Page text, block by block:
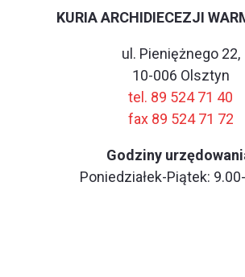
KURIA ARCHIDIECEZJI
ul. Pieniężnego 22,
10-006 Olsztyn
tel. 89 524 71 40
fax 89 524 71 72
Godziny
Poniedziałek-Piątek: